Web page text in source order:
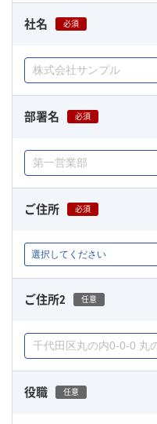
社名 必須
部署名 必須
ご住所 必須
ご住所2 任意
役職 任意